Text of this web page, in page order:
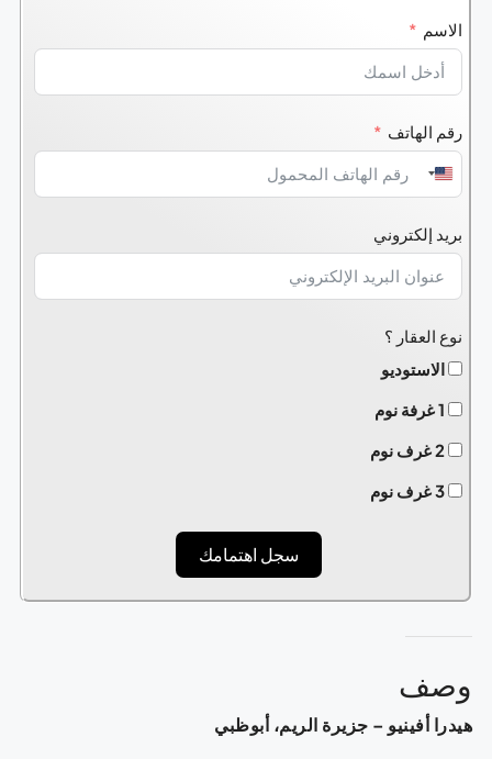
الاسم
رقم الهاتف
United
+1
بريد إلكتروني
نوع العقار ؟
الاستوديو
1 غرفة نوم
2 غرف نوم
3 غرف نوم
سجل اهتمامك
وصف
هيدرا أفينيو – جزيرة الريم، أبوظبي